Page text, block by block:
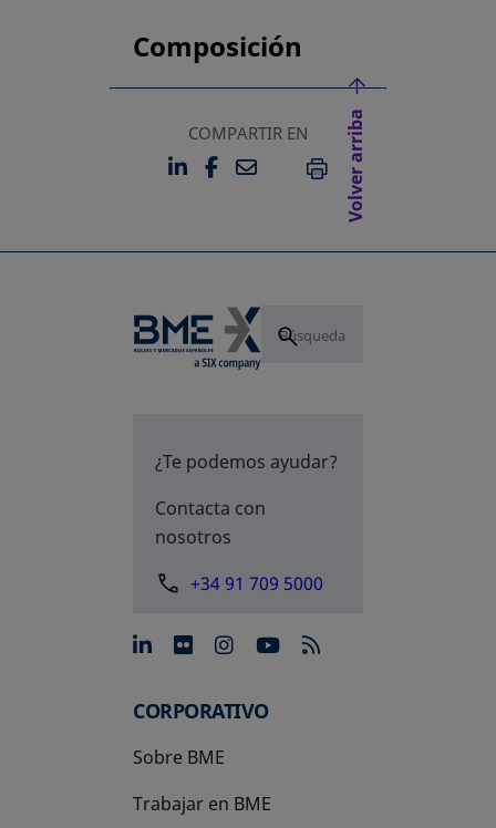
Composición
COMPARTIR EN
LINKEDIN
SE ABRE EN UNA PESTAÑA
FACEBOOK
SE ABRE EN UNA
EMAILIMPRIMIR
Volver arriba
¿Te podemos ayudar?
Contacta con
nosotros
+34 91 709 5000
se abre en una pestaña
se abre en una pestaña
se abre en una
se abre en una
CORPORATIVO
Sobre BME
Trabajar en BME